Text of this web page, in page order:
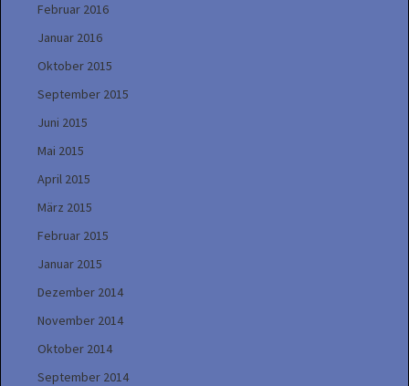
Februar 2016
Januar 2016
Oktober 2015
September 2015
Juni 2015
Mai 2015
April 2015
März 2015
Februar 2015
Januar 2015
Dezember 2014
November 2014
Oktober 2014
September 2014